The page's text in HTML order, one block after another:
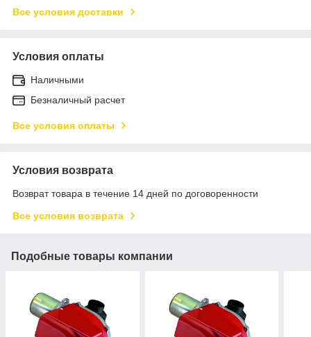
Все условия доставки
Условия оплаты
Наличными
Безналичный расчет
Все условия оплаты
Условия возврата
Возврат товара в течение 14 дней по договоренности
Все условия возврата
Подобные товары компании